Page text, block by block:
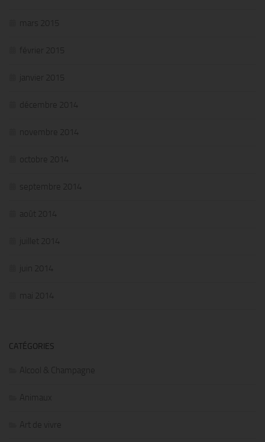
mars 2015
février 2015
janvier 2015
décembre 2014
novembre 2014
octobre 2014
septembre 2014
août 2014
juillet 2014
juin 2014
mai 2014
CATÉGORIES
Alcool & Champagne
Animaux
Art de vivre